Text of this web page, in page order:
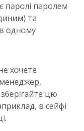
паролем
та
в одному
хочете
цю
в сейфі